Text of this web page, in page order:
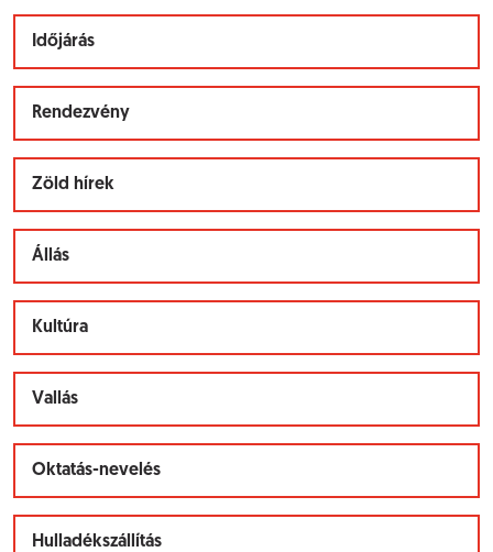
Időjárás
Rendezvény
Zöld hírek
Állás
Kultúra
Vallás
Oktatás-nevelés
Hulladékszállítás